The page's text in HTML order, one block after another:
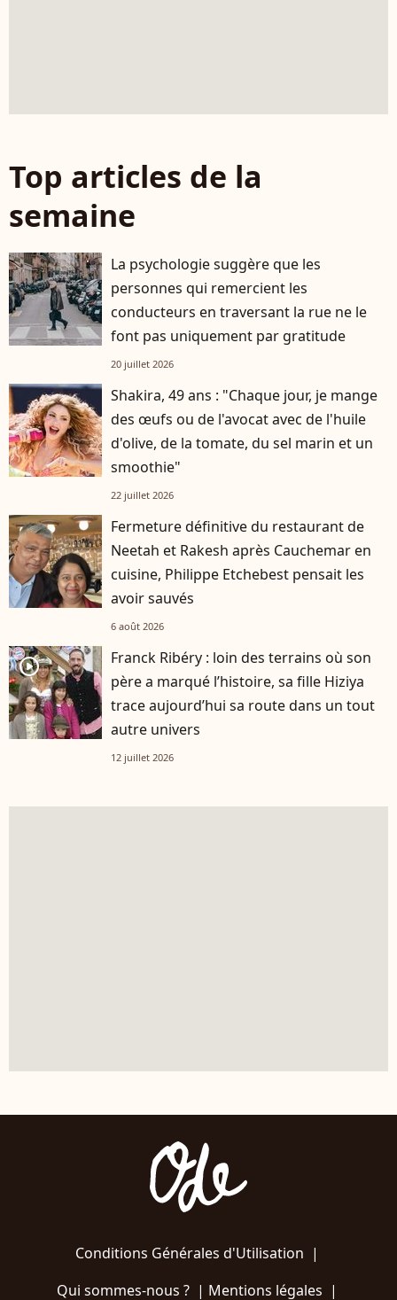
Top articles de la
semaine
La psychologie suggère que les
personnes qui remercient les
conducteurs en traversant la rue ne le
font pas uniquement par gratitude
20 juillet 2026
Shakira, 49 ans : "Chaque jour, je mange
des œufs ou de l'avocat avec de l'huile
d'olive, de la tomate, du sel marin et un
smoothie"
22 juillet 2026
Fermeture définitive du restaurant de
Neetah et Rakesh après Cauchemar en
cuisine, Philippe Etchebest pensait les
avoir sauvés
6 août 2026
player2
Franck Ribéry : loin des terrains où son
père a marqué l’histoire, sa fille Hiziya
trace aujourd’hui sa route dans un tout
autre univers
12 juillet 2026
Conditions Générales d'Utilisation |
Qui sommes-nous ?| Mentions légales |